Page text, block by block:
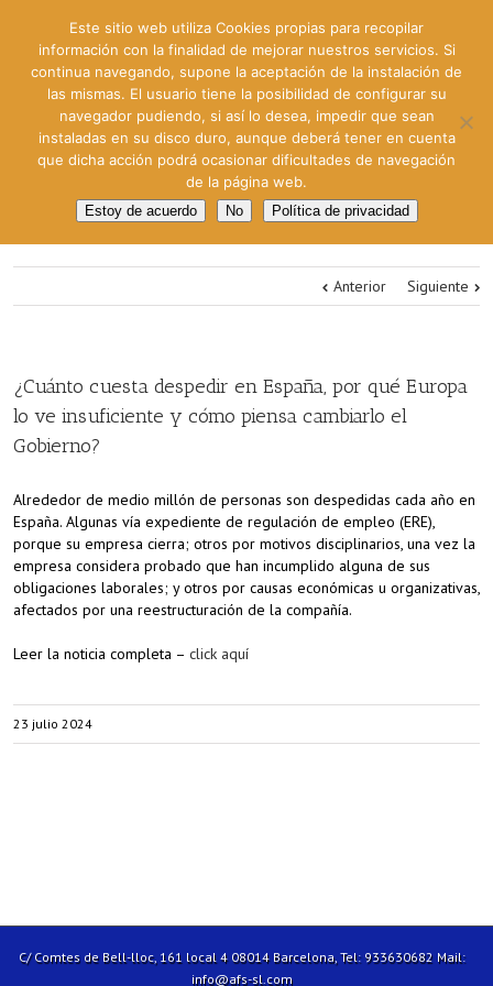
Anterior Siguiente
¿Cuánto cuesta despedir en España, por qué Europa
lo ve insuficiente y cómo piensa cambiarlo el
Gobierno?
Alrededor de medio millón de personas son despedidas cada año en
España. Algunas vía expediente de regulación de empleo (ERE),
porque su empresa cierra; otros por motivos disciplinarios, una vez la
empresa considera probado que han incumplido alguna de sus
obligaciones laborales; y otros por causas económicas u organizativas,
afectados por una reestructuración de la compañía.
Leer la noticia completa – click aquí
23 julio 2024
C/ Comtes de Bell-lloc, 161 local 4 08014 Barcelona, Tel: 933630682 Mail:
info@afs-sl.com
Este sitio web utiliza Cookies propias para recopilar
información con la finalidad de mejorar nuestros servicios. Si
continua navegando, supone la aceptación de la instalación de
las mismas. El usuario tiene la posibilidad de configurar su
navegador pudiendo, si así lo desea, impedir que sean
instaladas en su disco duro, aunque deberá tener en cuenta
que dicha acción podrá ocasionar dificultades de navegación
de la página web.
Estoy de acuerdo No Política de privacidad